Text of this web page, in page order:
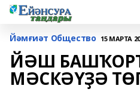
Йәмғиәт Общество 15 МАРТА
ЙӘШ
МӘСКӘҮҘӘ